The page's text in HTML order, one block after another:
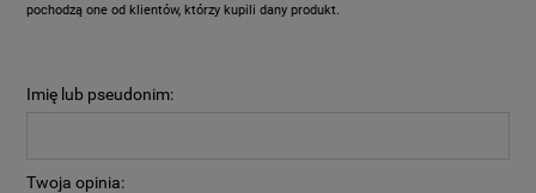
pochodzą one od klientów, którzy kupili dany produkt.
Imię lub pseudonim:
Twoja opinia: